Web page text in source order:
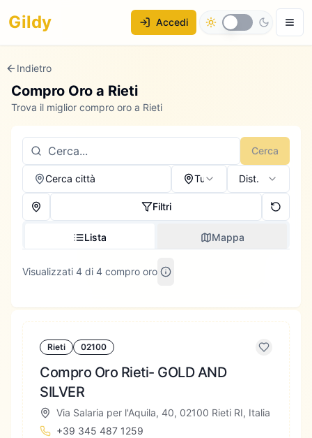
Gildy Accedi
Indietro
Compro Oro a Rieti
Trova il miglior compro oro a Rieti
Cerca
Cerca città Tutti Dist.
Filtri
Lista Mappa
Visualizzati 4 di 4 compro oro
Rieti 02100
Compro Oro Rieti- GOLD AND
SILVER
Via Salaria per l'Aquila, 40, 02100 Rieti RI, Italia
+39 345 487 1259